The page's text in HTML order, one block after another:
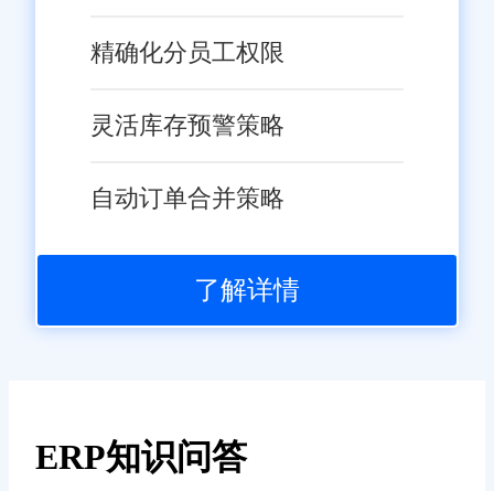
相比其他系统只卖产品不管
靠谱。
福州案例：做3C配件批发的
黄老板，之前用其他系统出问
题，客服推诿扯皮。用上旺店通
后，本地技术人员1小时上门，问
题当场解决!
旺店通提供不同版本的系
统，小企业到大企业都能找到合
精确化分员工权限
灵活库存预警策略
自动订单合并策略
了解详情
ERP知识问答